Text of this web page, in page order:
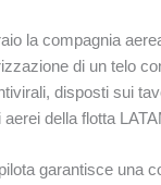
la compagnia
di un telo
disposti sui
della flotta
garantisce una